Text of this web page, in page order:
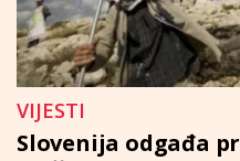
VIJESTI
Slovenija odgađa